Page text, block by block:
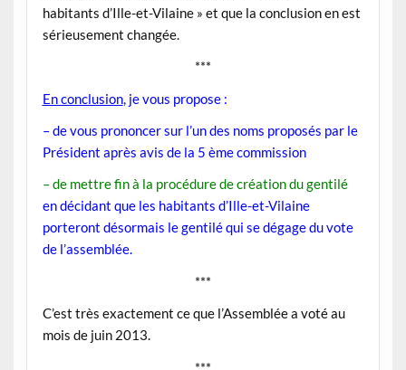
habitants d’Ille-et-Vilaine » et que la conclusion en est
sérieusement changée.
***
En conclusion, je vous propose :
– de vous prononcer sur l’un des noms proposés par le
Président après avis de la 5 ème commission
–de mettre fin à la procédure de création du gentilé
en décidant que les habitants d’Ille-et-Vilaine
porteront désormais le gentilé qui se dégage du vote
de l’assemblée.
***
C’est très exactement ce que l’Assemblée a voté au
mois de juin 2013.